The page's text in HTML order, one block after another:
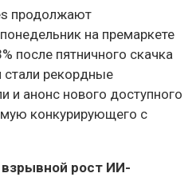
продолжают
на премаркете
после пятничного скачка
стали рекордные
и анонс нового доступного
конкурирующего с
рост ИИ-